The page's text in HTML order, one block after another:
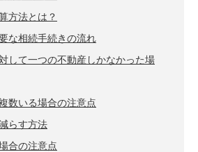
方法とは？
な相続手続きの流れ
して一つの不動産しかなかった場
数いる場合の注意点
らす方法
合の注意点